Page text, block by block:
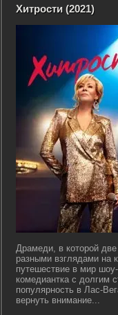
Хитрости (2021)
Драмеди, в которой
разными взглядами на
путешествие в мир
комедиантка с долгим
популярность в Лас-
вернуть внимание...